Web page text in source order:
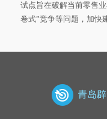
试点旨在破解当前零售
卷式”竞争等问题，加快